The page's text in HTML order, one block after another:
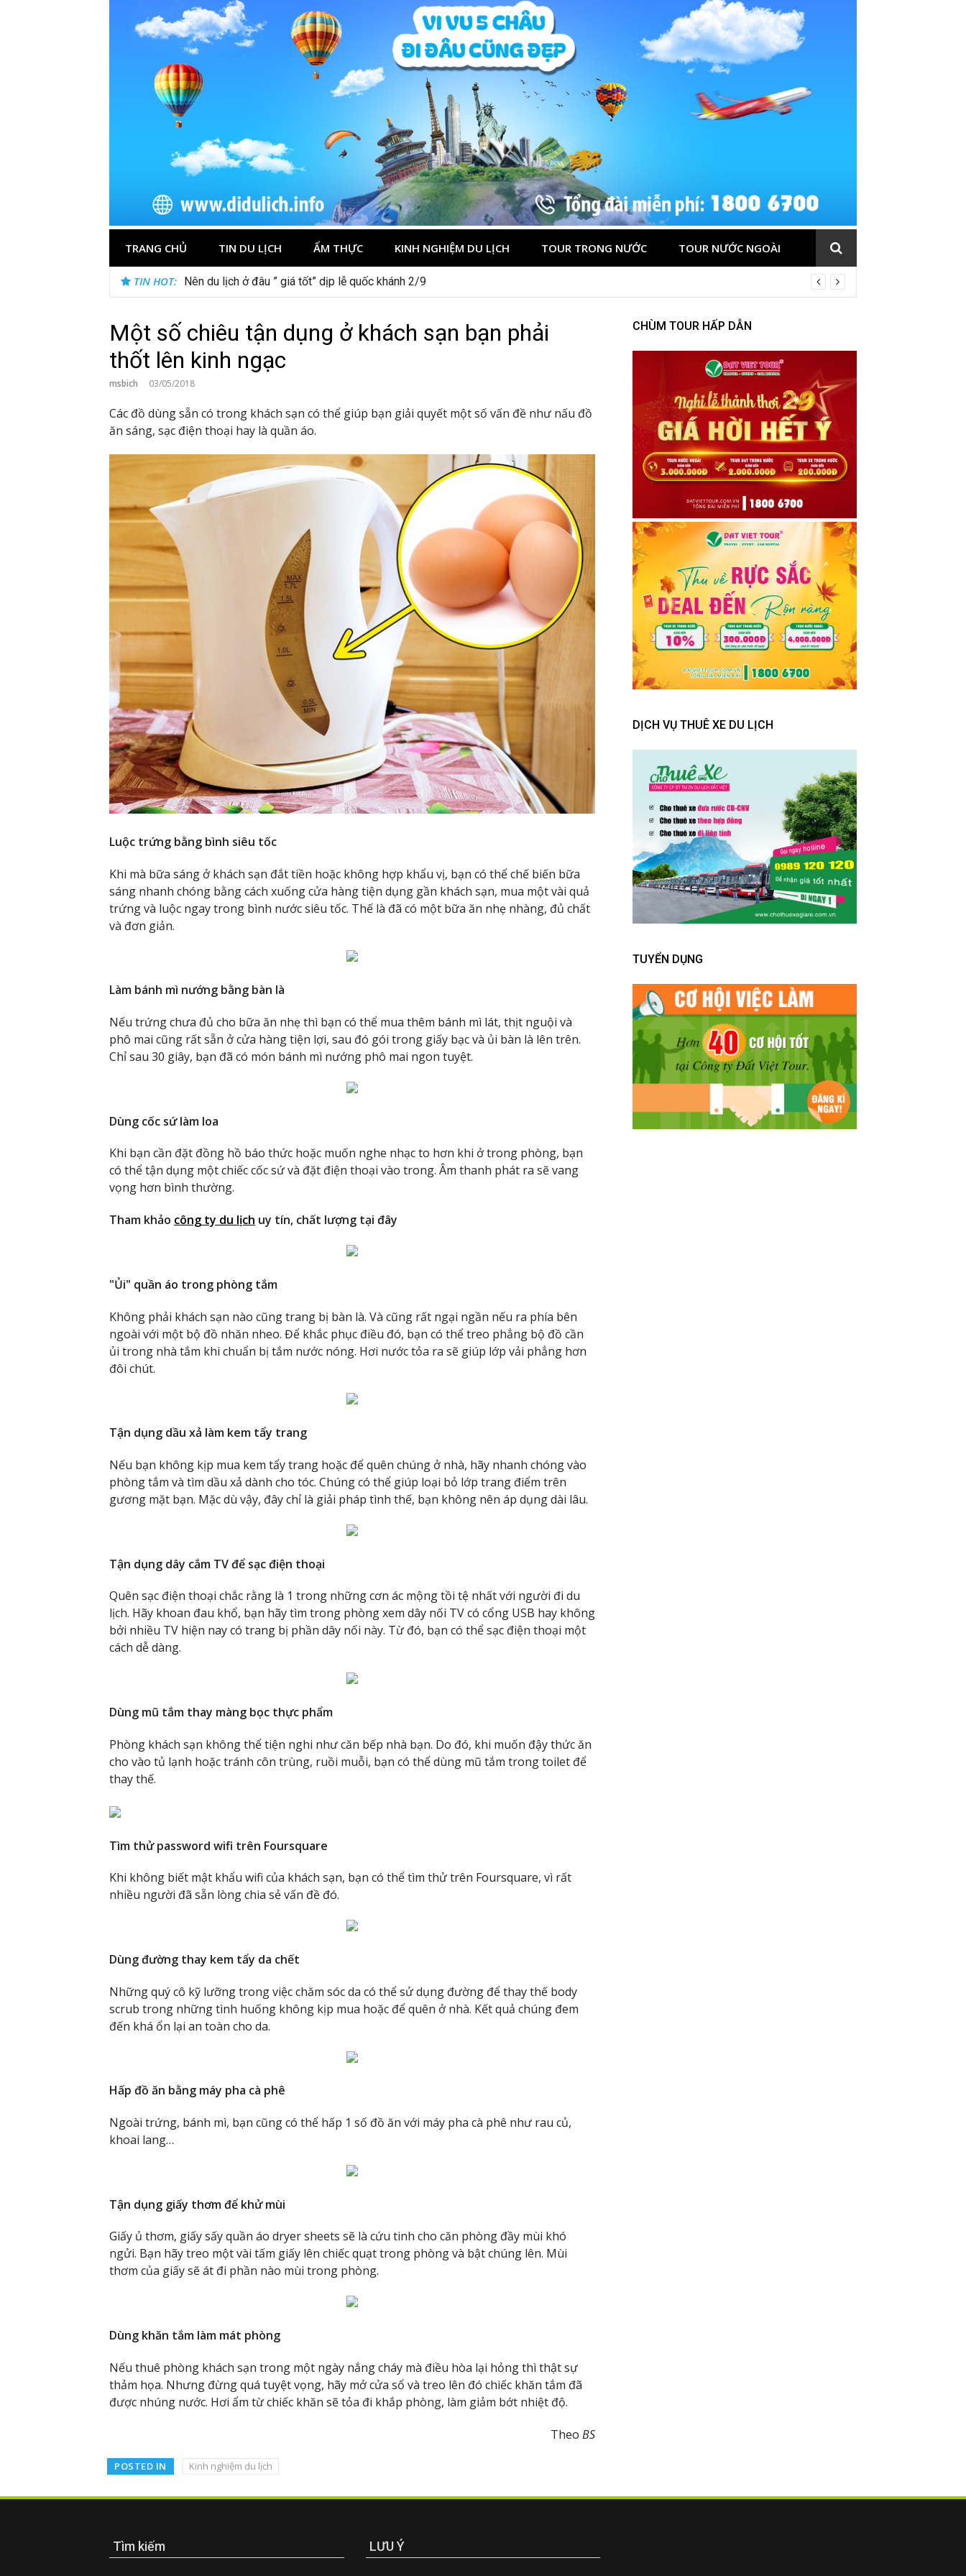
TRANG CHỦ TIN DU LỊCH ẨM THỰC KINH NGHIỆM DU LỊCH TOUR TRONG NƯỚC TOUR NƯỚC NGOÀI
TIN HOT: Nên du lịch ở đâu ” giá tốt” dịp lễ quốc khánh 2/9
Một số chiêu tận dụng ở khách sạn bạn phải
thốt lên kinh ngạc
msbich 03/05/2018
Các đồ dùng sẵn có trong khách sạn có thể giúp bạn giải quyết một số vấn đề như nấu đồ
ăn sáng, sạc điện thoại hay là quần áo.
Luộc trứng bằng bình siêu tốc
Khi mà bữa sáng ở khách sạn đắt tiền hoặc không hợp khẩu vị, bạn có thể chế biến bữa
sáng nhanh chóng bằng cách xuống cửa hàng tiện dụng gần khách sạn, mua một vài quả
trứng và luộc ngay trong bình nước siêu tốc. Thế là đã có một bữa ăn nhẹ nhàng, đủ chất
và đơn giản.
Làm bánh mì nướng bằng bàn là
Nếu trứng chưa đủ cho bữa ăn nhẹ thì bạn có thể mua thêm bánh mì lát, thịt nguội và
phô mai cũng rất sẵn ở cửa hàng tiện lợi, sau đó gói trong giấy bạc và ủi bàn là lên trên.
Chỉ sau 30 giây, bạn đã có món bánh mì nướng phô mai ngon tuyệt.
Dùng cốc sứ làm loa
Khi bạn cần đặt đồng hồ báo thức hoặc muốn nghe nhạc to hơn khi ở trong phòng, bạn
có thể tận dụng một chiếc cốc sứ và đặt điện thoại vào trong. Âm thanh phát ra sẽ vang
vọng hơn bình thường.
Tham khảo công ty du lịch uy tín, chất lượng tại đây
"Ủi" quần áo trong phòng tắm
Không phải khách sạn nào cũng trang bị bàn là. Và cũng rất ngại ngần nếu ra phía bên
ngoài với một bộ đồ nhăn nheo. Để khắc phục điều đó, bạn có thể treo phẳng bộ đồ cần
ủi trong nhà tắm khi chuẩn bị tắm nước nóng. Hơi nước tỏa ra sẽ giúp lớp vải phẳng hơn
đôi chút.
Tận dụng dầu xả làm kem tẩy trang
Nếu bạn không kịp mua kem tẩy trang hoặc để quên chúng ở nhà, hãy nhanh chóng vào
phòng tắm và tìm dầu xả dành cho tóc. Chúng có thể giúp loại bỏ lớp trang điểm trên
gương mặt bạn. Mặc dù vậy, đây chỉ là giải pháp tình thế, bạn không nên áp dụng dài lâu.
Tận dụng dây cắm TV để sạc điện thoại
Quên sạc điện thoại chắc rằng là 1 trong những cơn ác mộng tồi tệ nhất với người đi du
lịch. Hãy khoan đau khổ, bạn hãy tìm trong phòng xem dây nối TV có cổng USB hay không
bởi nhiều TV hiện nay có trang bị phần dây nối này. Từ đó, bạn có thể sạc điện thoại một
cách dễ dàng.
Dùng mũ tắm thay màng bọc thực phẩm
Phòng khách sạn không thể tiện nghi như căn bếp nhà bạn. Do đó, khi muốn đậy thức ăn
cho vào tủ lạnh hoặc tránh côn trùng, ruồi muỗi, bạn có thể dùng mũ tắm trong toilet để
thay thế.
Tìm thử password wifi trên Foursquare
Khi không biết mật khẩu wifi của khách sạn, bạn có thể tìm thử trên Foursquare, vì rất
nhiều người đã sẵn lòng chia sẻ vấn đề đó.
Dùng đường thay kem tẩy da chết
Những quý cô kỹ lưỡng trong việc chăm sóc da có thể sử dụng đường để thay thế body
scrub trong những tình huống không kịp mua hoặc để quên ở nhà. Kết quả chúng đem
đến khá ổn lại an toàn cho da.
Hấp đồ ăn bằng máy pha cà phê
Ngoài trứng, bánh mì, bạn cũng có thể hấp 1 số đồ ăn với máy pha cà phê như rau củ,
khoai lang…
Tận dụng giấy thơm để khử mùi
Giấy ủ thơm, giấy sấy quần áo dryer sheets sẽ là cứu tinh cho căn phòng đầy mùi khó
ngửi. Bạn hãy treo một vài tấm giấy lên chiếc quạt trong phòng và bật chúng lên. Mùi
thơm của giấy sẽ át đi phần nào mùi trong phòng.
Dùng khăn tắm làm mát phòng
Nếu thuê phòng khách sạn trong một ngày nắng cháy mà điều hòa lại hỏng thì thật sự
thảm họa. Nhưng đừng quá tuyệt vọng, hãy mở cửa sổ và treo lên đó chiếc khăn tắm đã
được nhúng nước. Hơi ẩm từ chiếc khăn sẽ tỏa đi khắp phòng, làm giảm bớt nhiệt độ.
Theo BS
POSTED IN Kinh nghiệm du lịch
CHÙM TOUR HẤP DẪN
DỊCH VỤ THUÊ XE DU LỊCH
TUYỂN DỤNG
Tìm kiếm LƯU Ý